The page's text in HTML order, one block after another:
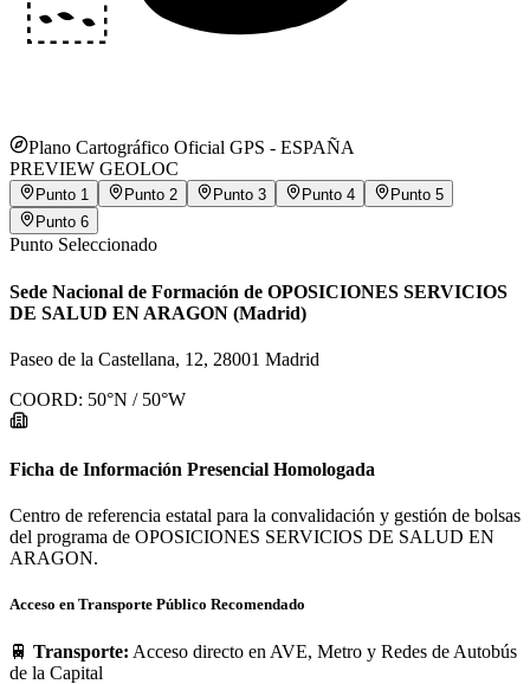
Plano Cartográfico Oficial GPS - ESPAÑA
PREVIEW GEOLOC
Punto 1 Punto 2 Punto 3 Punto 4 Punto 5
Punto 6
Punto Seleccionado
Sede Nacional de Formación de OPOSICIONES SERVICIOS
DE SALUD EN ARAGON (Madrid)
Paseo de la Castellana, 12, 28001 Madrid
COORD: 50°N / 50°W
Ficha de Información Presencial Homologada
Centro de referencia estatal para la convalidación y gestión de bolsas
del programa de OPOSICIONES SERVICIOS DE SALUD EN
ARAGON.
Acceso en Transporte Público Recomendado
🚆 Transporte: Acceso directo en AVE, Metro y Redes de Autobús
de la Capital